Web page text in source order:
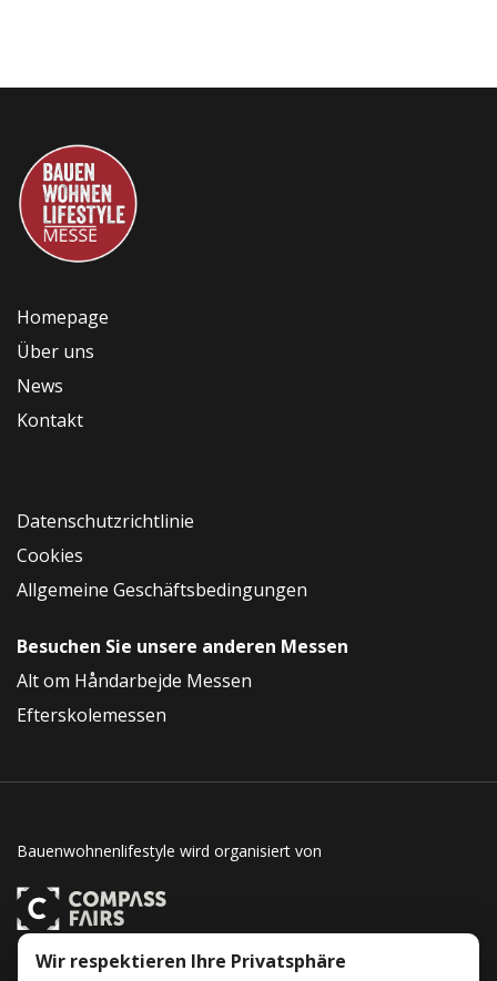
Homepage
Über uns
News
Kontakt
Datenschutzrichtlinie
Cookies
Allgemeine Geschäftsbedingungen
Besuchen Sie unsere anderen Messen
Alt om Håndarbejde Messen
Efterskolemessen
Bauenwohnenlifestyle wird organisiert von
Wir respektieren Ihre Privatsphäre